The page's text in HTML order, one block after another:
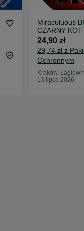
Miraculuous
CZARNY KOT
niespodzianka
24,90 zł
29,74 zł z
Ochronnym
Kraków,
13 lipca 2026